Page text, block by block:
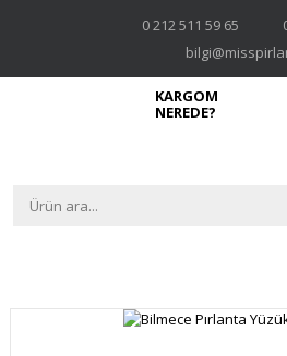
0 212 511 59 65
KARGOM
NEREDE?